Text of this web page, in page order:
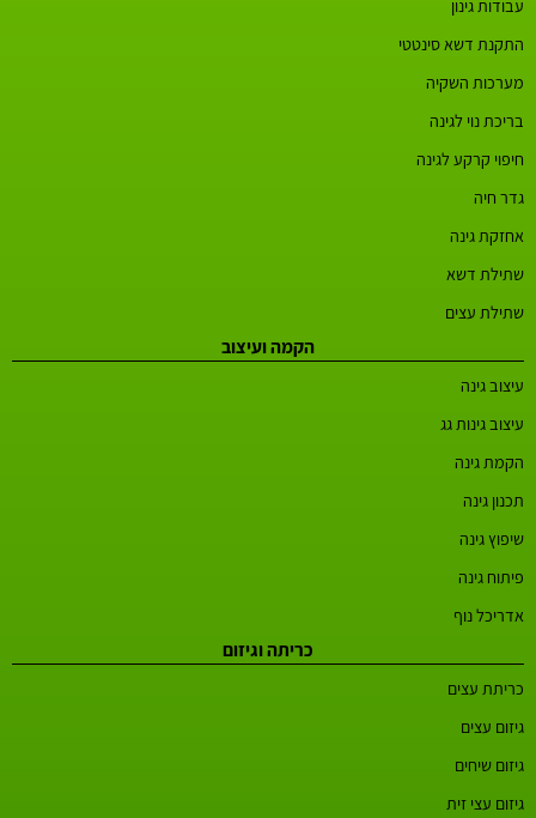
עבודות גינון
התקנת דשא סינטטי
מערכות השקיה
בריכת נוי לגינה
חיפוי קרקע לגינה
גדר חיה
אחזקת גינה
שתילת דשא
שתילת עצים
הקמה ועיצוב
עיצוב גינה
עיצוב גינות גג
הקמת גינה
תכנון גינה
שיפוץ גינה
פיתוח גינה
אדריכל נוף
כריתה וגיזום
כריתת עצים
גיזום עצים
גיזום שיחים
גיזום עצי זית